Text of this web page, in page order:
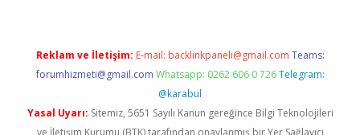
Reklam ve İletişim: E-mail: backlinkpaneli@gmail.com Teams:
forumhizmeti@gmail.com Whatsapp: 0262 606 0 726 Telegram:
@karabul
Yasal Uyarı: Sitemiz, 5651 Sayılı Kanun gereğince Bilgi Teknolojileri
ve İletişim Kurumu (BTK) tarafından onaylanmış bir Yer Sağlayıcı